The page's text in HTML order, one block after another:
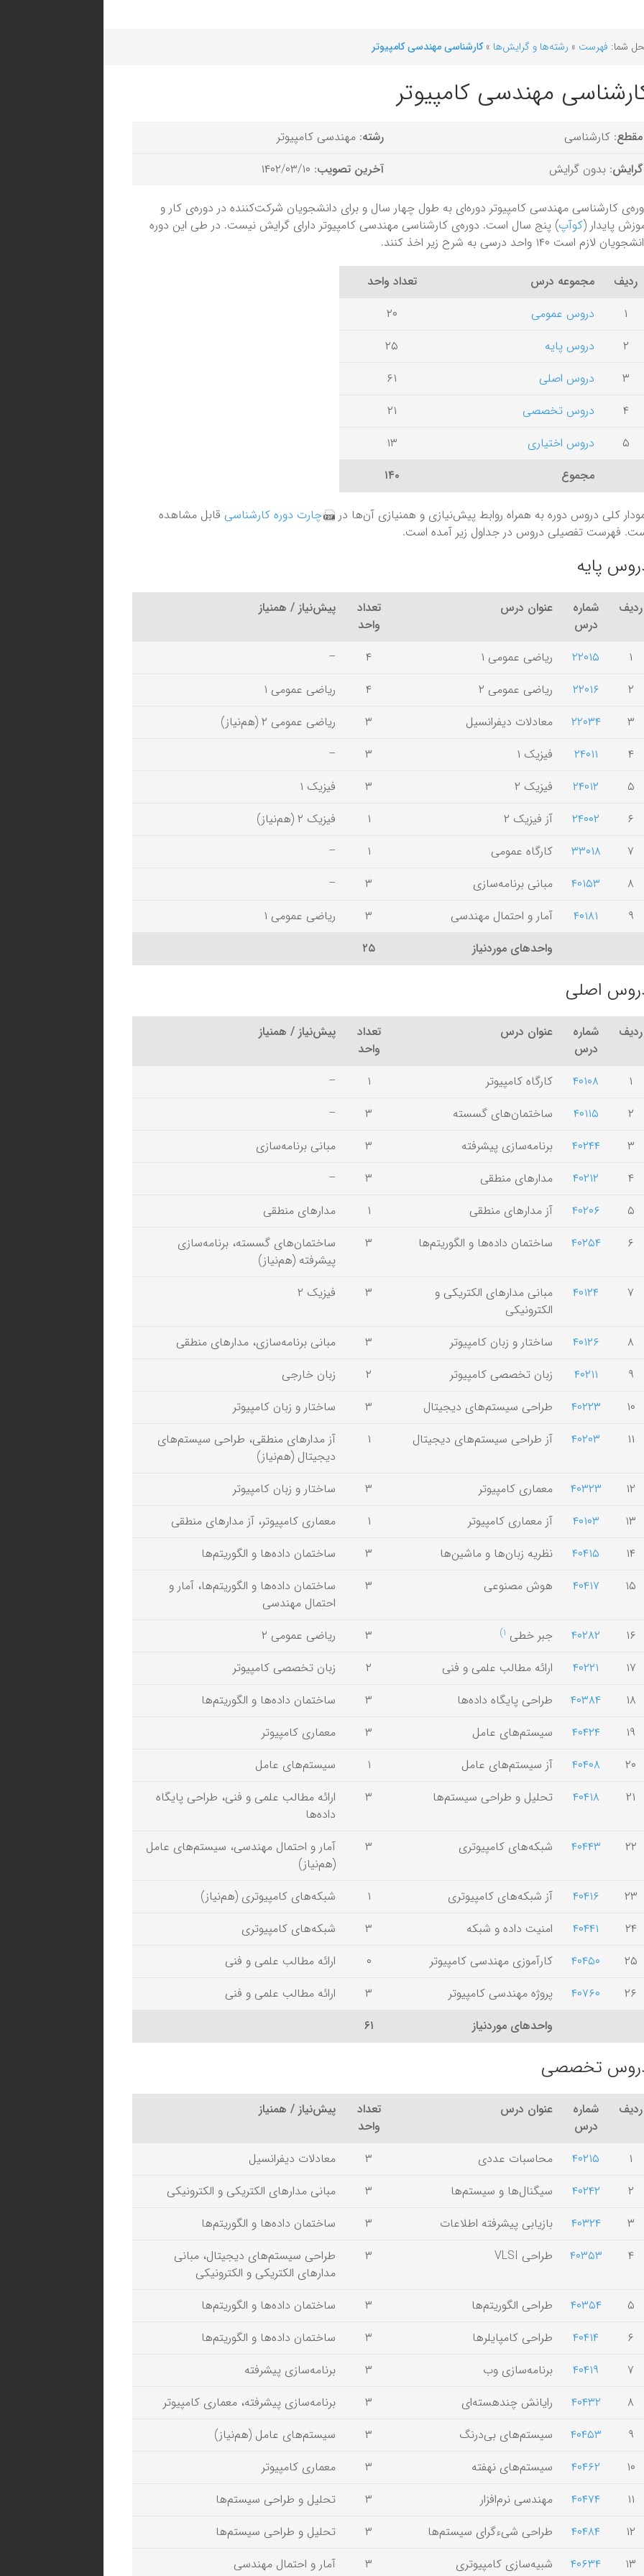
شما: فهرست » رشته‌ها و گرایش‌ها »کارشناسی مهندسی کامپیوتر
مهندسی کامپیوتر
مقطع: کارشناسی رشته: مهندسی کامپیوتر
گرایش: بدون گرایش آخرین تصویب: ۱۴۰۲/۰۳/۱۰
کارشناسی مهندسی کامپیوتر دوره‌ای به طول چهار سال و برای دانشجویان شرکت‌کننده در دوره‌ی کار و
پایدار (کوآپ) پنج سال است. دوره‌ی کارشناسی مهندسی کامپیوتر دارای گرایش نیست. در طی این دوره
لازم است ۱۴۰ واحد درسی به شرح زیر اخذ کنند.
ردیف مجموعه درس
تعداد واحد
۱
دروس عمومی
۲۰
۲
دروس پایه
۲۵
۳
دروس اصلی
۶۱
۴
دروس تخصصی
۲۱
۵
دروس اختیاری
۱۳
مجموع
۱۴۰
کلی دروس دوره به همراه روابط پیش‌نیازی و همنیازی آن‌ها در چارت دوره کارشناسی قابل مشاهده
فهرست تفصیلی دروس در جداول زیر آمده است.
پایه
ردیف
شماره
درس
عنوان درس
تعداد
واحد
پیش‌نیاز / همنیاز
۱ ۲۲۰۱۵ ریاضی عمومی ۱ ۴
–
۲
۲۲۰۱۶ ریاضی عمومی ۲ ۴
ریاضی عمومی ۱
۳
۲۲۰۳۴ معادلات دیفرانسیل ۳
ریاضی عمومی ۲ (هم‌نیاز)
۴
۲۴۰۱۱ فیزیک ۱ ۳
–
۵
۲۴۰۱۲ فیزیک ۲ ۳
فیزیک ۱
۶
۲۴۰۰۲ آز فیزیک ۲ ۱
فیزیک ۲ (هم‌نیاز)
۷
۳۳۰۱۸ کارگاه عمومی ۱
–
۸
۴۰۱۵۳ مبانی برنامه‌سازی ۳
–
۹
۴۰۱۸۱ آمار و احتمال مهندسی ۳
ریاضی عمومی ۱
واحدهای موردنیاز
۲۵
اصلی
ردیف
شماره
درس
عنوان درس
تعداد
واحد
پیش‌نیاز / همنیاز
۱ ۴۰۱۰۸ کارگاه کامپیوتر ۱
–
۲
۴۰۱۱۵ ساختمان‌های گسسته ۳
–
۳
۴۰۲۴۴ برنامه‌سازی پیشرفته ۳
مبانی برنامه‌سازی
۴
۴۰۲۱۲ مدارهای منطقی ۳
–
۵
۴۰۲۰۶ آز مدارهای منطقی ۱
مدارهای منطقی
۶
۴۰۲۵۴ ساختمان داده‌ها و الگوریتم‌ها ۳
ساختمان‌های گسسته، برنامه‌سازی
پیشرفته (هم‌نیاز)
۷
۴۰۱۲۴
مبانی مدارهای الکتریکی و
الکترونیکی
۳ فیزیک ۲
۸ ۴۰۱۲۶ ساختار و زبان کامپیوتر ۳
مبانی برنامه‌سازی، مدارهای منطقی
۹
۴۰۲۱۱ زبان تخصصی کامپیوتر ۲
زبان خارجی
۱۰
۴۰۲۲۳ طراحی سیستم‌های دیجیتال ۳
ساختار و زبان کامپیوتر
۱۱
۴۰۲۰۳ آز طراحی سیستم‌های دیجیتال ۱
آز مدارهای منطقی، طراحی سیستم‌‏های
دیجیتال (هم‌نیاز)
۱۲
۴۰۳۲۳ معماری کامپیوتر ۳
ساختار و زبان کامپیوتر
۱۳
۴۰۱۰۳ آز معماری کامپیوتر ۱
معماری کامپیوتر، آز مدارهای منطقی
۱۴
۴۰۴۱۵ نظریه زبان‌ها و ماشین‌ها ۳
ساختمان داده‌ها و الگوریتم‌ها
۱۵
۴۰۴۱۷ هوش مصنوعی ۳
ساختمان داده‌ها و الگوریتم‌ها، آمار و
احتمال مهندسی
۱۶
۴۰۲۸۲ جبر خطی 1) ۳
ریاضی عمومی ۲
۱۷
۴۰۲۲۱ ارائه مطالب علمی و فنی ۲
زبان تخصصی کامپیوتر
۱۸
۴۰۳۸۴ طراحی پایگاه داده‌ها ۳
ساختمان داده‌ها و الگوریتم‌ها
۱۹
۴۰۴۲۴ سیستم‌های عامل ۳
معماری کامپیوتر
۲۰
۴۰۴۰۸ آز سیستم‌های عامل ۱
سیستم‌های عامل
۲۱
۴۰۴۱۸ تحلیل و طراحی سیستم‌ها ۳
ارائه مطالب علمی و فنی، طراحی پایگاه
داده‌ها
۲۲
۴۰۴۴۳ شبکه‌های کامپیوتری ۳
آمار و احتمال مهندسی، سیستم‌های عامل
(هم‌نیاز)
۲۳
۴۰۴۱۶ آز شبکه‌های کامپیوتری ۱
شبکه‌های کامپیوتری (هم‌نیاز)
۲۴
۴۰۴۴۱ امنیت داده و شبکه ۳
شبکه‌های کامپیوتری
۲۵
۴۰۴۵۰ کارآموزی مهندسی کامپیوتر ۰
ارائه مطالب علمی و فنی
۲۶
۴۰۷۶۰ پروژه مهندسی کامپیوتر ۳
ارائه مطالب علمی و فنی
واحدهای موردنیاز
۶۱
تخصصی
ردیف
شماره
درس
عنوان درس
تعداد
واحد
پیش‌نیاز / همنیاز
۱ ۴۰۲۱۵ محاسبات عددی ۳
معادلات دیفرانسیل
۲
۴۰۲۴۲ سیگنال‌ها و سیستم‌ها ۳
مبانی مدارهای الکتریکی و الکترونیکی
۳
۴۰۳۲۴ بازیابی پیشرفته اطلاعات ۳
ساختمان داده‌ها و الگوریتم‌ها
۴
۴۰۳۵۳ طراحی VLSI ۳
طراحی سیستم‌های دیجیتال، مبانی
مدارهای الکتریکی و الکترونیکی
۵
۴۰۳۵۴ طراحی الگوریتم‌ها ۳
ساختمان داده‌ها و الگوریتم‌ها
۶
۴۰۴۱۴ طراحی کامپایلرها ۳
ساختمان داده‌ها و الگوریتم‌ها
۷
۴۰۴۱۹ برنامه‌سازی وب ۳
برنامه‌سازی پیشرفته
۸
۴۰۴۳۲ رایانش چندهسته‌ای ۳
برنامه‌سازی پیشرفته، معماری کامپیوتر
۹
۴۰۴۵۳ سیستم‌های بی‌درنگ ۳
سیستم‌های عامل (هم‌نیاز)
۱۰
۴۰۴۶۲ سیستم‌های نهفته ۳
معماری کامپیوتر
۱۱
۴۰۴۷۴ مهندسی نرم‌افزار ۳
تحلیل و طراحی سیستم‌ها
۱۲
۴۰۴۸۴ طراحی شیء‌گرای سیستم‌ها ۳
تحلیل و طراحی سیستم‌ها
۱۳
۴۰۶۳۴ شبیه‌سازی کامپیوتری ۳ آمار و احتمال مهندسی